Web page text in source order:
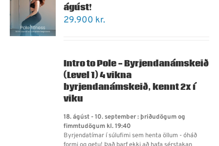
ágúst!
29.900 kr.
Intro to Pole - Byrjendanámskeið
(Level 1)4 vikna
byrjendanámskeið, kennt 2x í
viku
18. ágúst - 10. september : þriðudögum og
fimmtudögum kl. 19:40
Byrjendatímar í súlufimi sem henta öllum - óháð